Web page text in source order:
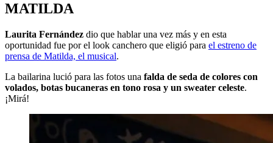
MATILDA
Laurita Fernández dio que hablar una vez más y en esta
oportunidad fue por el look canchero que eligió para el estreno de
prensa de Matilda, el musical.
La bailarina lució para las fotos una falda de seda de colores con
volados, botas bucaneras en tono rosa y un sweater celeste.
¡Mirá!